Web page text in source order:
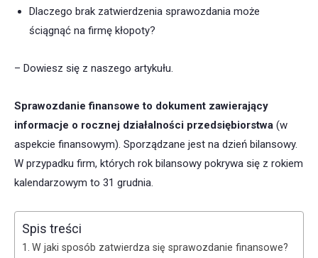
Dlaczego brak zatwierdzenia sprawozdania może
ściągnąć na firmę kłopoty?
– Dowiesz się z naszego artykułu.
Sprawozdanie finansowe to dokument zawierający
informacje o rocznej działalności przedsiębiorstwa (w
aspekcie finansowym). Sporządzane jest na dzień bilansowy.
W przypadku firm, których rok bilansowy pokrywa się z rokiem
kalendarzowym to 31 grudnia.
Spis treści
W jaki sposób zatwierdza się sprawozdanie finansowe?